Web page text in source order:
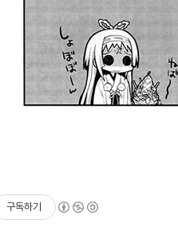
구독하기